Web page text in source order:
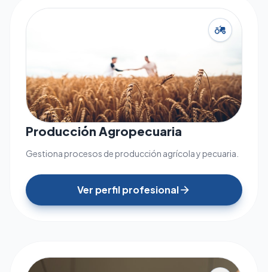
agriculture
Producción Agropecuaria
Gestiona procesos de producción agrícola y pecuaria.
Ver perfil profesionalarrow_forward